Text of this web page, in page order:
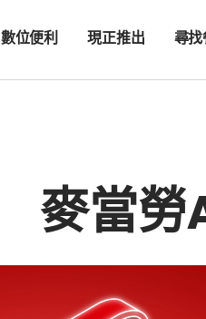
數位便利 現正推出 尋找
麥當勞